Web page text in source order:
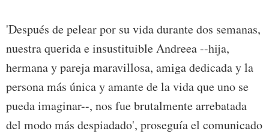
'Después de pelear por su vida durante dos semanas,
nuestra querida e insustituible Andreea --hija,
hermana y pareja maravillosa, amiga dedicada y la
persona más única y amante de la vida que uno se
pueda imaginar--, nos fue brutalmente arrebatada
del modo más despiadado', proseguía el comunicado